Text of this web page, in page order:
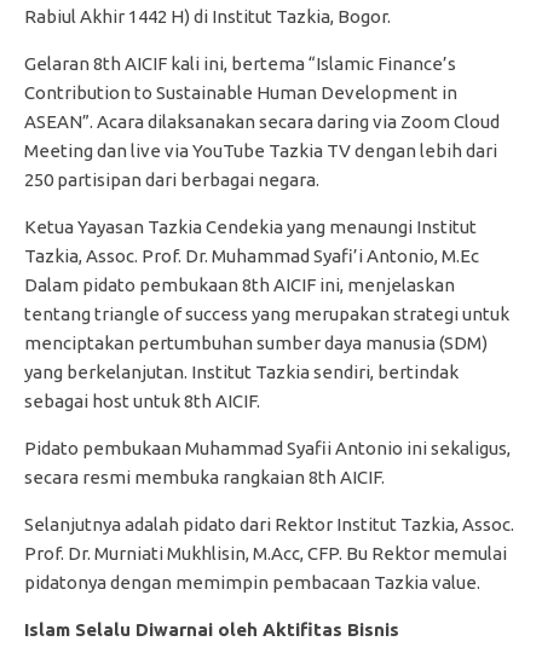
Rabiul Akhir 1442 H) di Institut Tazkia, Bogor.
Gelaran 8th AICIF kali ini, bertema “Islamic Finance’s
Contribution to Sustainable Human Development in
ASEAN”. Acara dilaksanakan secara daring via Zoom Cloud
Meeting dan live via YouTube Tazkia TV dengan lebih dari
250 partisipan dari berbagai negara.
Ketua Yayasan Tazkia Cendekia yang menaungi Institut
Tazkia, Assoc. Prof. Dr. Muhammad Syafi’i Antonio, M.Ec
Dalam pidato pembukaan 8th AICIF ini, menjelaskan
tentang triangle of success yang merupakan strategi untuk
menciptakan pertumbuhan sumber daya manusia (SDM)
yang berkelanjutan. Institut Tazkia sendiri, bertindak
sebagai host untuk 8th AICIF.
Pidato pembukaan Muhammad Syafii Antonio ini sekaligus,
secara resmi membuka rangkaian 8th AICIF.
Selanjutnya adalah pidato dari Rektor Institut Tazkia, Assoc.
Prof. Dr. Murniati Mukhlisin, M.Acc, CFP. Bu Rektor memulai
pidatonya dengan memimpin pembacaan Tazkia value.
Islam Selalu Diwarnai oleh Aktifitas Bisnis